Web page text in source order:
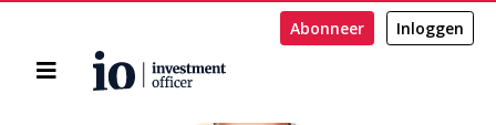
Home
Abonneer Inloggen